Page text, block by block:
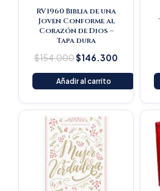
RV1960 Biblia de una
Joven Conforme al
Corazón de Dios –
Tapa dura
$154.000$146.300
Añadir al carrito